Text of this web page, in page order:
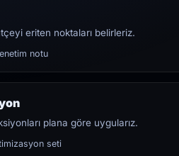
eriten noktaları belirleriz.
notu
plana göre uygularız.
seti